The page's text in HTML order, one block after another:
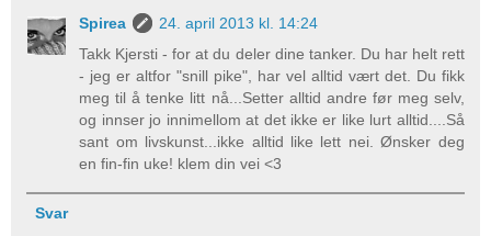
Spirea
24. april 2013 kl. 14:24
Takk Kjersti - for at du deler dine tanker. Du har helt rett
- jeg er altfor "snill pike", har vel alltid vært det. Du fikk
meg til å tenke litt nå...Setter alltid andre før meg selv,
og innser jo innimellom at det ikke er like lurt alltid....Så
sant om livskunst...ikke alltid like lett nei. Ønsker deg
en fin-fin uke! klem din vei <3
Svar